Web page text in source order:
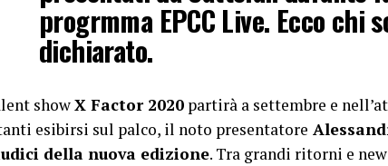
progrmma EPCC Live. Ecco chi
dichiarato.
showX Factor 2020 partirà a settembre e
esibirsi sul palco, il noto presentatore
della nuova edizione. Tra grandi ritorni e